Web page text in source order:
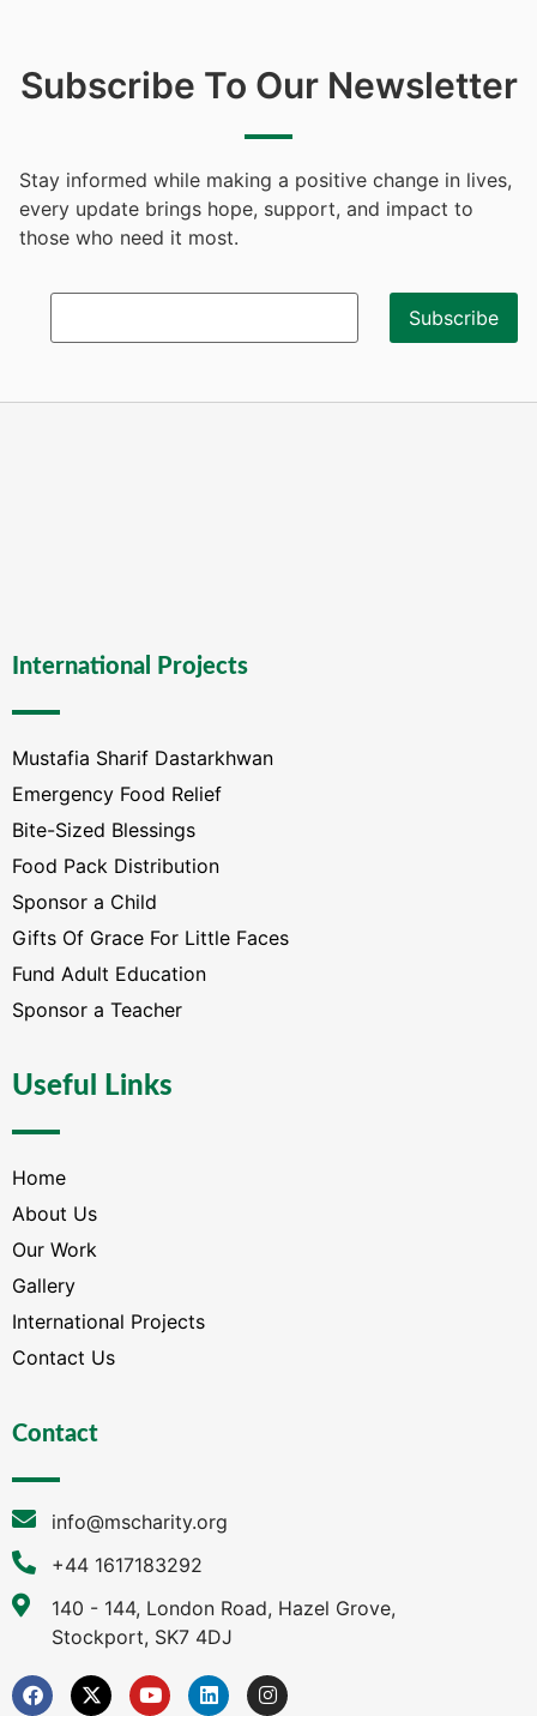
Subscribe To Our Newsletter
Stay informed while making a positive change in lives,
every update brings hope, support, and impact to
those who need it most.
International Projects
Mustafia Sharif Dastarkhwan
Emergency Food Relief
Bite-Sized Blessings
Food Pack Distribution
Sponsor a Child
Gifts Of Grace For Little Faces
Fund Adult Education
Sponsor a Teacher
Useful Links
Home
About Us
Our Work
Gallery
International Projects
Contact Us
Contact
info@mscharity.org
+44 1617183292
140 - 144, London Road, Hazel Grove,
Stockport, SK7 4DJ